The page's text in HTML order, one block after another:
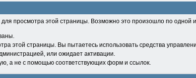
просмотра этой страницы. Возможно это произошло по одной
этой страницы. Вы пытаетесь использовать средства
или ожидает активации.
а не с помощью соответствующих форм и ссылок.